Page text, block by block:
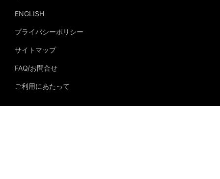
ENGLISH
プライバシーポリシー
サイトマップ
FAQ/お問合せ
ご利用にあたって